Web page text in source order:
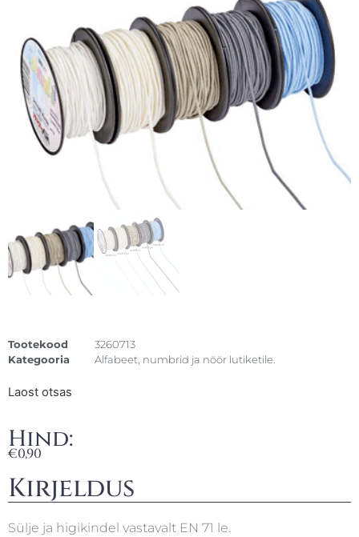
Tootekood
3260713
Kategooria
Alfabeet, numbrid ja nöör lutiketile.
Laost otsas
Hind:
€0,90
Kirjeldus
Sülje ja higikindel vastavalt EN 71 le.